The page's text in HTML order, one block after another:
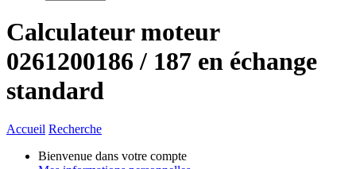
Calculateur moteur
0261200186 / 187 en échange
standard
Accueil Recherche
Bienvenue dans votre compte